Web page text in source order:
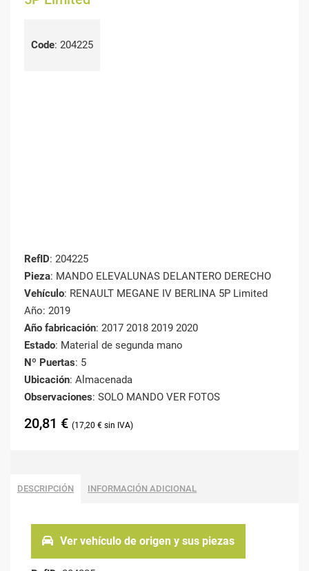
Code: 204225
RefID: 204225
Pieza: MANDO ELEVALUNAS DELANTERO DERECHO
Vehículo: RENAULT MEGANE IV BERLINA 5P Limited
Año: 2019
Año fabricación: 2017 2018 2019 2020
Estado: Material de segunda mano
Nº Puertas: 5
Ubicación: Almacenada
Observaciones: SOLO MANDO VER FOTOS
20,81 € 17,20 €
DESCRIPCIÓN INFORMACIÓN ADICIONAL
Ver vehículo de origen y sus piezas